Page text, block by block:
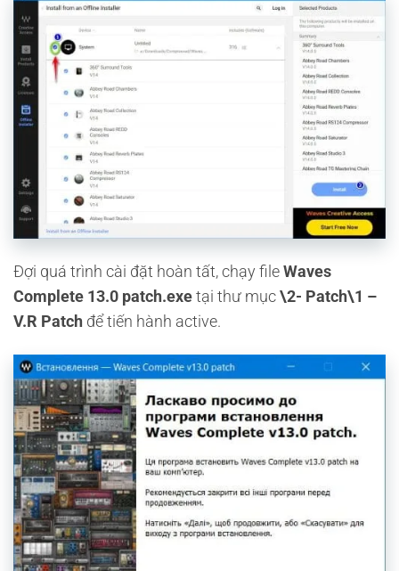
Đợi quá trình cài đặt hoàn tất, chạy file Waves
Complete 13.0 patch.exe tại thư mục \2- Patch\1 –
V.R Patch để tiến hành active.